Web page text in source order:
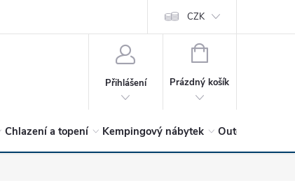
O společnosti Hodnocení obchodu
CZK
Přihlášení
NÁKUPNÍ
Prázdný košík
Chlazení a topení Kempingový nábytek Outdoor a